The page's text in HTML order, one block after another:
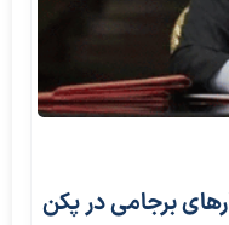
برجامی در پکن